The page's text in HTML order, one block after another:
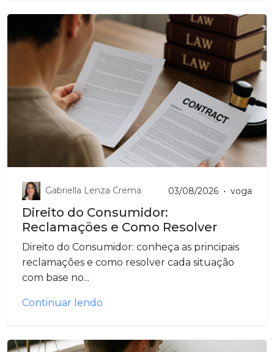
Gabriella Lenza Crema 03/08/2026 • voga
Direito do Consumidor:
Reclamações e Como Resolver
Direito do Consumidor: conheça as principais
reclamações e como resolver cada situação
com base no...
Continuar lendo